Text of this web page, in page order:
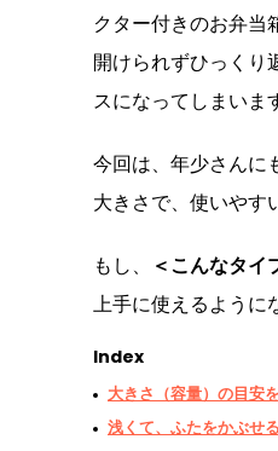
クター付きのお弁当
開けられずひっくり
スになってしまいま
今回は、年少さんに
大きさで、使いやす
もし、 ＜こんなタイ
上手に使えるように
Index
大きさ（容量）の目安
浅くて、ふたをかぶせ